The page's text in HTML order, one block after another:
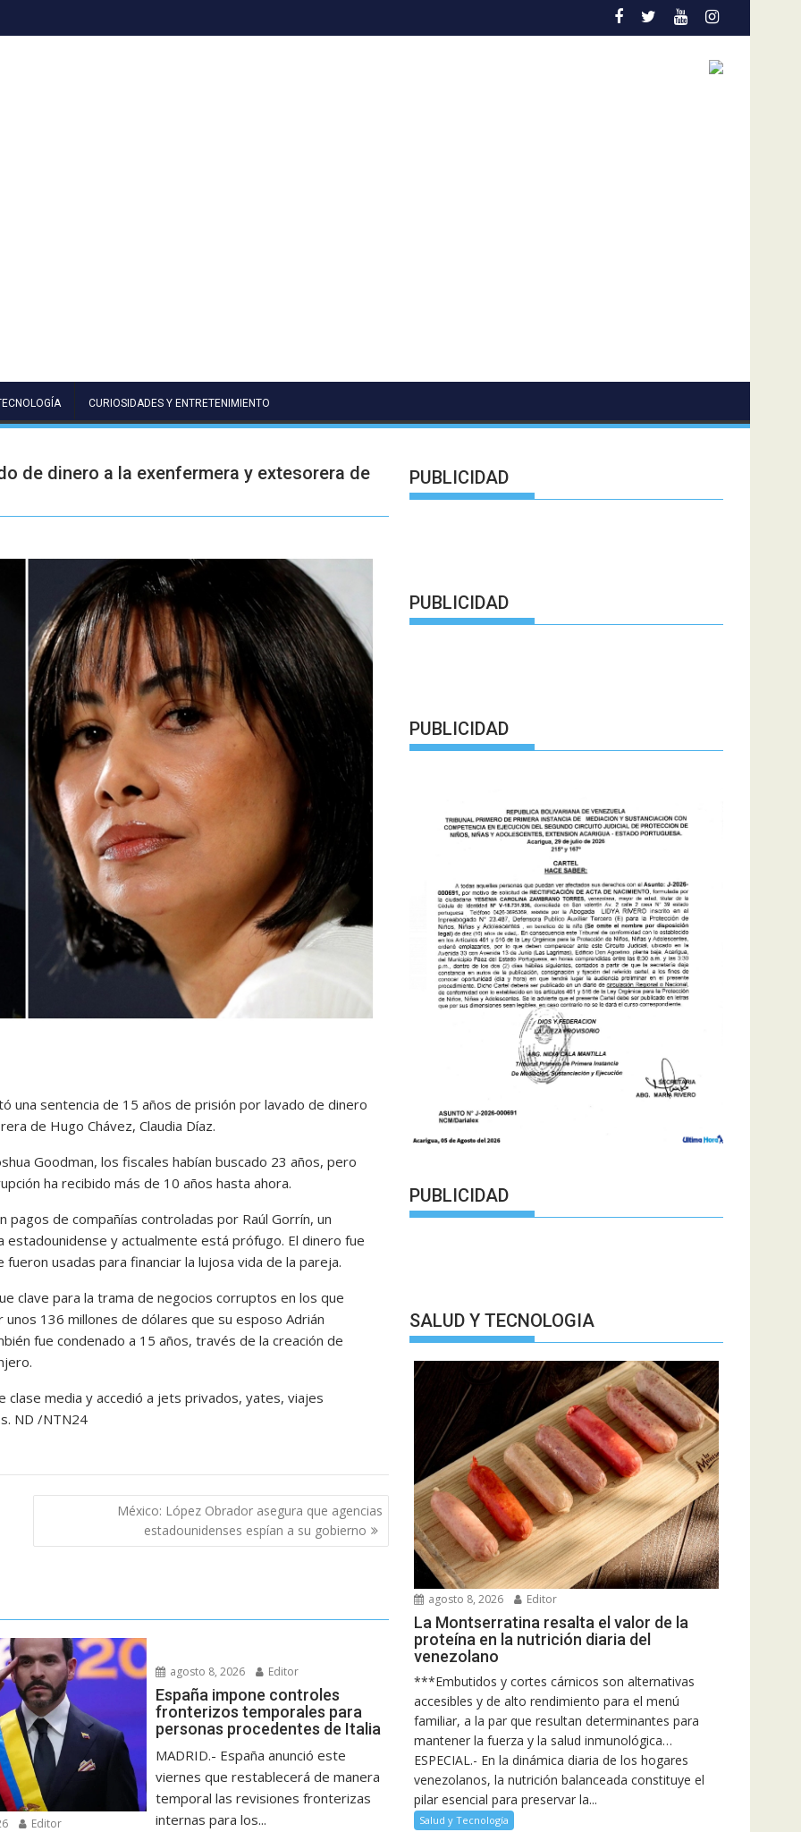
CURIOSIDADES Y ENTRETENIMIENTO
de dinero a la exenfermera y extesorera de
una sentencia de 15 años de prisión por lavado de dinero
de Hugo Chávez, Claudia Díaz.
Goodman, los fiscales habían buscado 23 años, pero
ha recibido más de 10 años hasta ahora.
pagos de compañías controladas por Raúl Gorrín, un
y actualmente está prófugo. El dinero fue
usadas para financiar la lujosa vida de la pareja.
clave para la trama de negocios corruptos en los que
136 millones de dólares que su esposo Adrián
fue condenado a 15 años, través de la creación de
media y accedió a jets privados, yates, viajes
ND /NTN24
México: López Obrador asegura que agencias
estadounidenses espían a su gobierno
Editor
agosto 8, 2026 Editor
España impone controles
fronterizos temporales para
personas procedentes de Italia
MADRID.- España anunció este
viernes que restablecerá de manera
temporal las revisiones fronterizas
internas para los...
PUBLICIDAD
PUBLICIDAD
PUBLICIDAD
PUBLICIDAD
SALUD Y TECNOLOGIA
agosto 8, 2026 Editor
La Montserratina resalta el valor de la
proteína en la nutrición diaria del
venezolano
***Embutidos y cortes cárnicos son alternativas
accesibles y de alto rendimiento para el menú
familiar, a la par que resultan determinantes para
mantener la fuerza y la salud inmunológica…
ESPECIAL.- En la dinámica diaria de los hogares
venezolanos, la nutrición balanceada constituye el
pilar esencial para preservar la...
Salud y Tecnología